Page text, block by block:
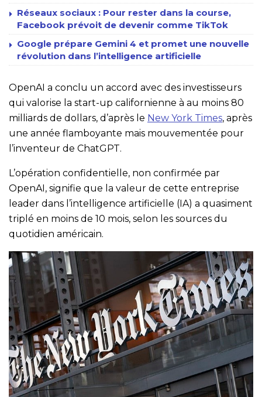
Réseaux sociaux : Pour rester dans la course,
Facebook prévoit de devenir comme TikTok
Google prépare Gemini 4 et promet une nouvelle
révolution dans l’intelligence artificielle
OpenAI a conclu un accord avec des investisseurs
qui valorise la start-up californienne à au moins 80
milliards de dollars, d’après le New York Times, après
une année flamboyante mais mouvementée pour
l’inventeur de ChatGPT.
L’opération confidentielle, non confirmée par
OpenAI, signifie que la valeur de cette entreprise
leader dans l’intelligence artificielle (IA) a quasiment
triplé en moins de 10 mois, selon les sources du
quotidien américain.